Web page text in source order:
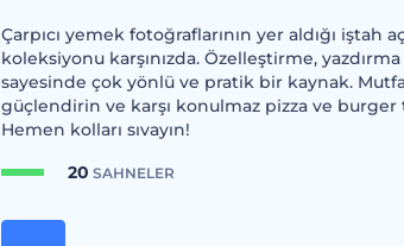
Çarpıcı yemek fotoğraflarının yer aldığı iştah
koleksiyonu karşınızda. Özelleştirme,
sayesinde çok yönlü ve pratik bir kaynak.
güçlendirin ve karşı konulmaz pizza ve burger
Hemen kolları sıvayın!
20 SAHNELER